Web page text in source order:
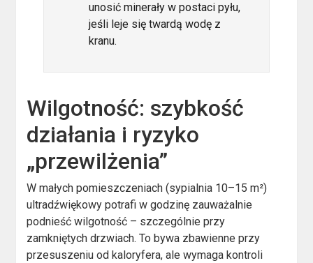
unosić minerały w postaci pyłu,
jeśli leje się twardą wodę z
kranu.
Wilgotność: szybkość
działania i ryzyko
„przewilżenia”
W małych pomieszczeniach (sypialnia 10–15 m²)
ultradźwiękowy potrafi w godzinę zauważalnie
podnieść wilgotność – szczególnie przy
zamkniętych drzwiach. To bywa zbawienne przy
przesuszeniu od kaloryfera, ale wymaga kontroli